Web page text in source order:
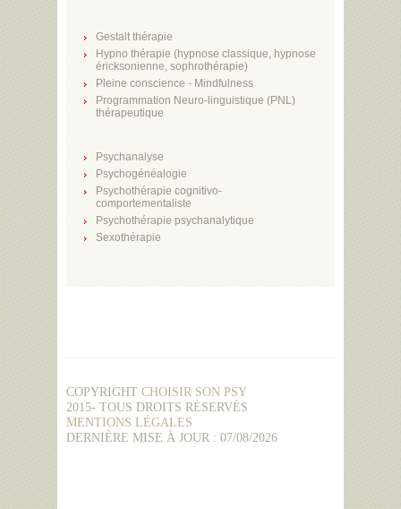
Gestalt thérapie
Hypno thérapie (hypnose classique, hypnose
éricksonienne, sophrothérapie)
Pleine conscience - Mindfulness
Programmation Neuro-linguistique (PNL)
thérapeutique
Psychanalyse
Psychogénéalogie
Psychothérapie cognitivo-
comportementaliste
Psychothérapie psychanalytique
Sexothérapie
COPYRIGHT CHOISIR SON PSY
2015- TOUS DROITS RÉSERVÉS
MENTIONS LÉGALES
DERNIÈRE MISE À JOUR : 07/08/2026